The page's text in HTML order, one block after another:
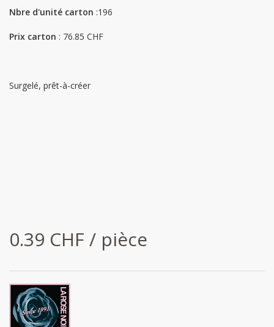
Nbre d'unité carton :196
Prix carton : 76.85 CHF
Surgelé, prêt-à-créer
0.39 CHF / pièce